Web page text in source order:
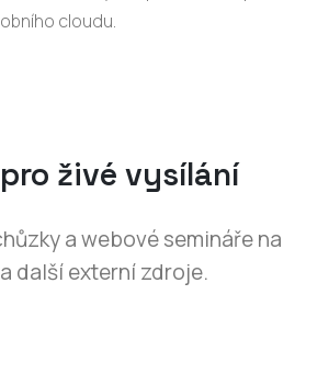
cloudu.
živé vysílání
a webové semináře na
další externí zdroje.